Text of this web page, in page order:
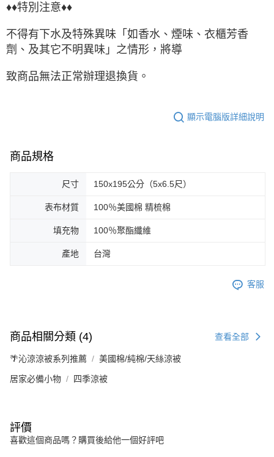
♦♦特別注意♦♦
不得有下水及特殊異味「如香水、煙味、衣櫃芳香
劑、及其它不明異味」之情形，將導
致商品無法正常辦理退換貨。
顯示電腦版詳細說明
商品規格
尺寸 150x195公分（5x6.5尺）
表布材質 100％美國棉 精梳棉
填充物 100％聚酯纖維
產地 台灣
客服
商品相關分類 (4) 查看全部
🌴沁涼涼被系列推薦 美國棉/純棉/天絲涼被
居家必備小物 四季涼被
評價
喜歡這個商品嗎？購買後給他一個好評吧